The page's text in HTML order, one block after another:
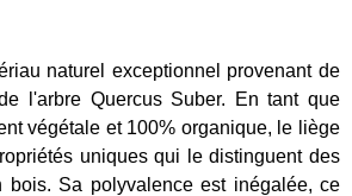
naturel exceptionnel provenant de
l'arbre Quercus Suber. En tant que
végétale et 100% organique, le liège
uniques qui le distinguent des
bois. Sa polyvalence est inégalée, ce